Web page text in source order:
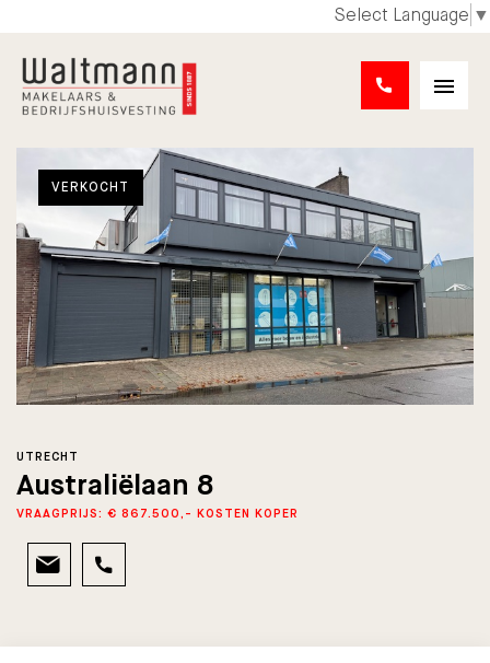
Select Language ▼
VERKOCHT
Australiëlaan 8
UTRECHT
VRAAGPRIJS: € 867.500,- KOSTEN KOPER